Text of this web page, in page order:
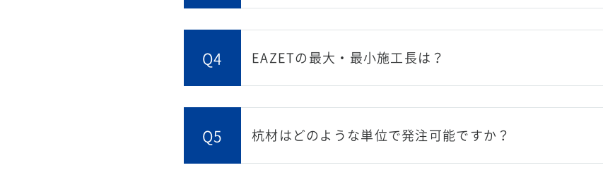
Q4 EAZETの最大・最小施工長は？
Q5 杭材はどのような単位で発注可能ですか？